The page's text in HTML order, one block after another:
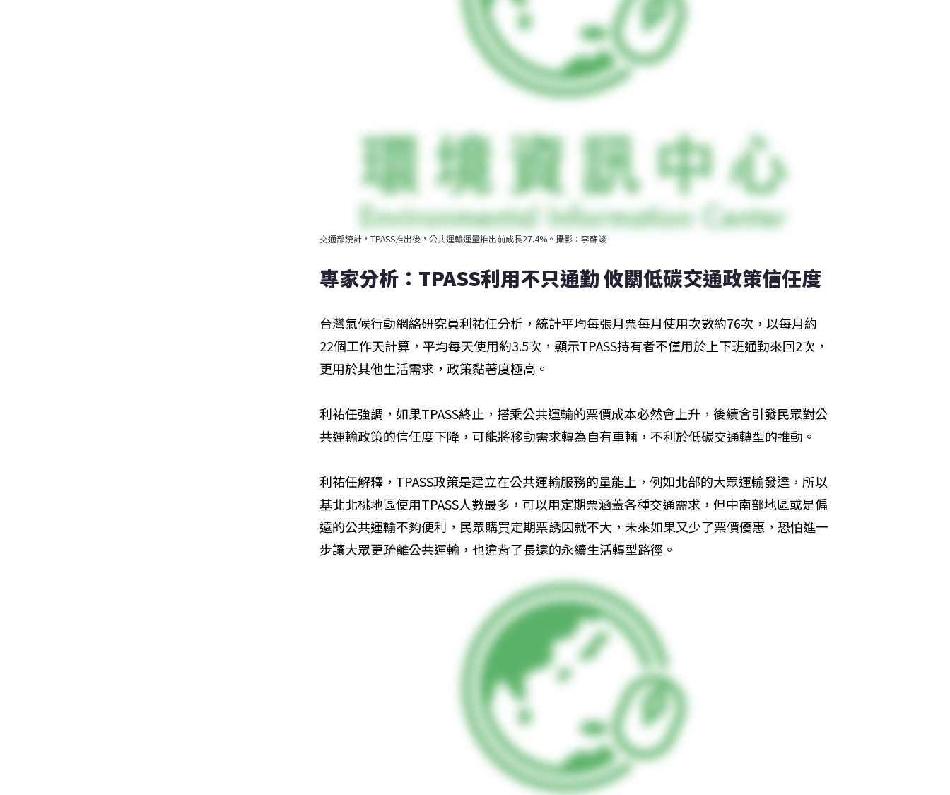
交通部統計，TPASS推出後，公共運輸運量推出前成長27.4%。攝影：李蘇竣
專家分析：TPASS利用不只通勤 攸關低碳交通政策信任度
台灣氣候行動網絡研究員利祐任分析，統計平均每張月票每月使用次數約76次，以每月約
22個工作天計算，平均每天使用約3.5次，顯示TPASS持有者不僅用於上下班通勤來回2次，
更用於其他生活需求，政策黏著度極高。
利祐任強調，如果TPASS終止，搭乘公共運輸的票價成本必然會上升，後續會引發民眾對公
共運輸政策的信任度下降，可能將移動需求轉為自有車輛，不利於低碳交通轉型的推動。
利祐任解釋，TPASS政策是建立在公共運輸服務的量能上，例如北部的大眾運輸發達，所以
基北北桃地區使用TPASS人數最多，可以用定期票涵蓋各種交通需求，但中南部地區或是偏
遠的公共運輸不夠便利，民眾購買定期票誘因就不大，未來如果又少了票價優惠，恐怕進一
步讓大眾更疏離公共運輸，也違背了長遠的永續生活轉型路徑。